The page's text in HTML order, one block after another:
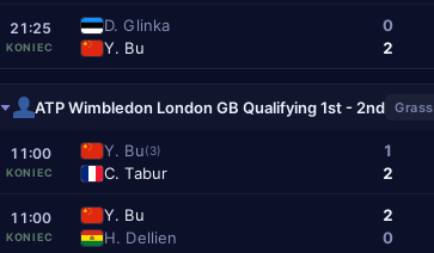
21:25
KONIEC
D. Glinka
Y. Bu
0
2
ATP Wimbledon London GB Qualifying 1st - 2nd Grass
11:00
KONIEC
Y. Bu(3)
C. Tabur
1
2
11:00
KONIEC
Y. Bu
H. Dellien
2
0